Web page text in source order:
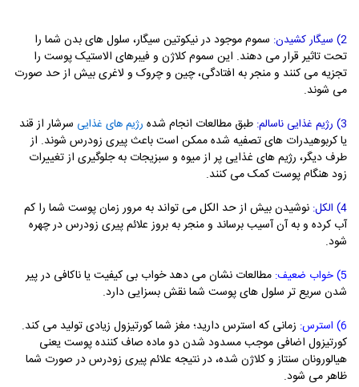
2) سیگار کشیدن:
سموم موجود در نیکوتین سیگار، سلول های بدن شما را
تحت تاثیر قرار می دهند. این سموم کلاژن و فیبرهای الاستیک پوست را
تجزیه می کنند و منجر به افتادگی، چین و چروک و لاغری بیش از حد صورت
می شوند.
3) رژیم غذایی ناسالم: طبق مطالعات انجام شده رژیم های غذایی سرشار از قند
یا کربوهیدرات های تصفیه شده ممکن است باعث پیری زودرس شوند. از
طرف دیگر، رژیم های غذایی پر از میوه و سبزیجات به جلوگیری از تغییرات
زود هنگام پوست کمک می کنند.
4) الکل:
نوشیدن بیش از حد الکل می تواند به مرور زمان پوست شما را کم
آب کرده و به آن آسیب برساند و منجر به بروز علائم پیری زودرس در چهره
شود.
5) خواب ضعیف:
مطالعات نشان می دهد خواب بی کیفیت یا ناکافی در پیر
شدن سریع تر سلول های پوست شما نقش بسزایی دارد.
6) استرس:
زمانی که استرس دارید؛ مغز شما کورتیزول زیادی تولید می کند.
کورتیزول اضافی موجب مسدود شدن دو ماده صاف کننده پوست یعنی
هیالورونان سنتاز و کلاژن شده، در نتیجه علائم پیری زودرس در صورت شما
ظاهر می شود.